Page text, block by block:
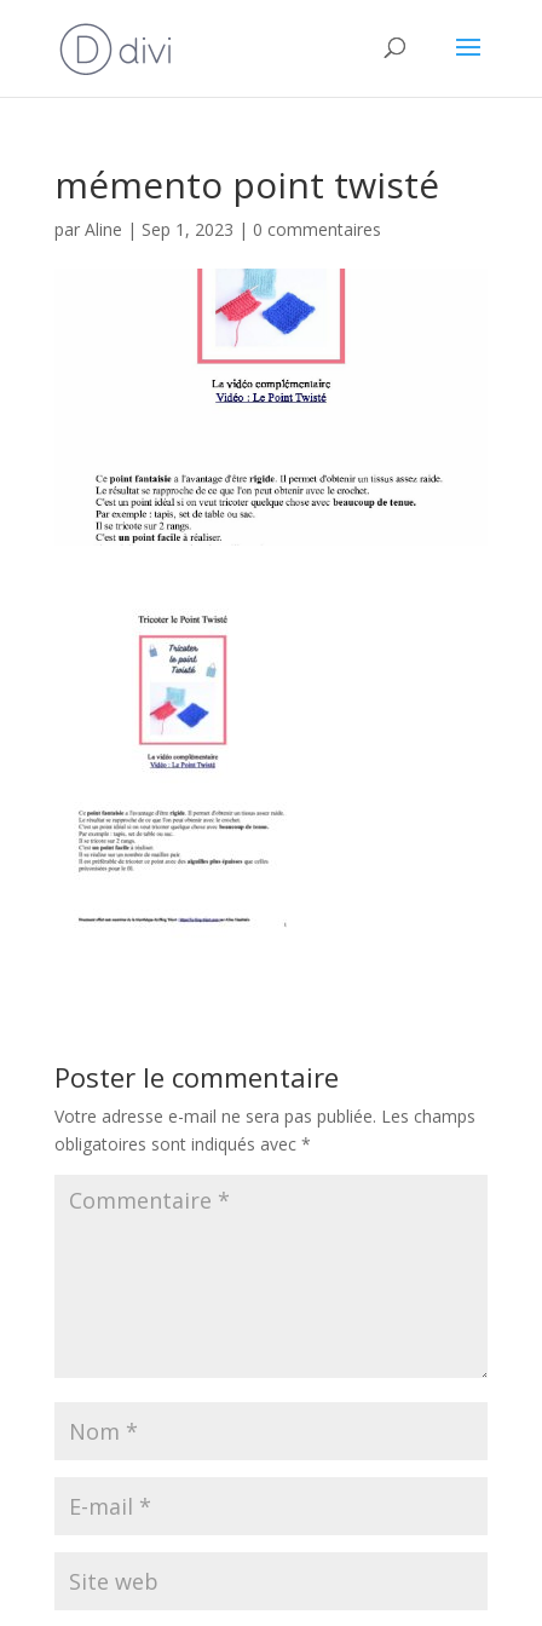
mémento point twisté
par Aline | Sep 1, 2023 | 0 commentaires
Poster le commentaire
Votre adresse e-mail ne sera pas publiée. Les champs
obligatoires sont indiqués avec *